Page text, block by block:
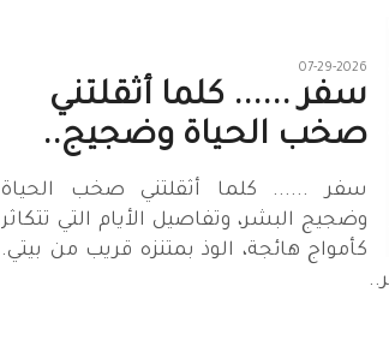
07-29-2026
سفر ...... كلما أثقلتني
صخب الحياة وضجيج..
سفر ...... كلما أثقلتني صخب الحياة
وضجيج البشر، وتفاصيل الأيام التي تتكاثر
كأمواج هائجة، الوذ بمتنزه قريب من بيتي.